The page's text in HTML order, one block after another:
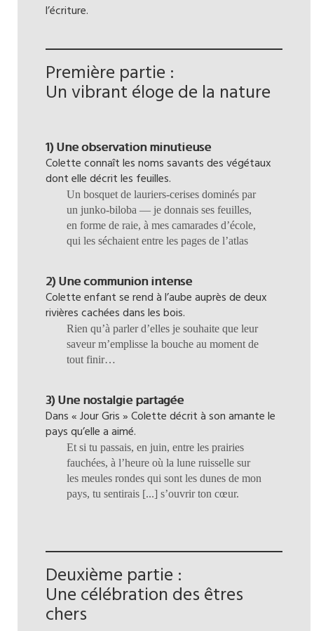
l’écriture.
Première partie :
Un vibrant éloge de la nature
1) Une observation minutieuse
Colette connaît les noms savants des végétaux
dont elle décrit les feuilles.
Un bosquet de lauriers-cerises dominés par
un junko-biloba — je donnais ses feuilles,
en forme de raie, à mes camarades d’école,
qui les séchaient entre les pages de l’atlas
2) Une communion intense
Colette enfant se rend à l’aube auprès de deux
rivières cachées dans les bois.
Rien qu’à parler d’elles je souhaite que leur
saveur m’emplisse la bouche au moment de
tout finir…
3) Une nostalgie partagée
Dans « Jour Gris » Colette décrit à son amante le
pays qu’elle a aimé.
Et si tu passais, en juin, entre les prairies
fauchées, à l’heure où la lune ruisselle sur
les meules rondes qui sont les dunes de mon
pays, tu sentirais [...] s’ouvrir ton cœur.
Deuxième partie :
Une célébration des êtres
chers